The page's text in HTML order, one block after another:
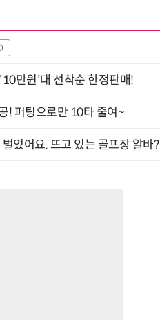
만원'대 선착순 한정판매!
퍼팅으로만 10타 줄여~
었어요. 뜨고 있는 골프장 알바?